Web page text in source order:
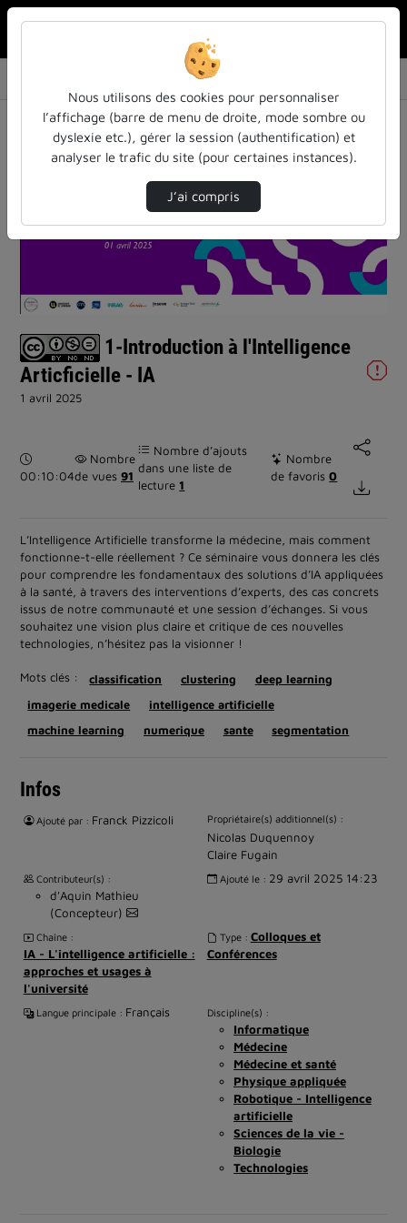
1-Introduction à l'Intelligence Articficiell…
Lire
la
1-Introduction à l'Intelligence
Articficielle - IA
1 avril 2025
Durée :
00:10:04
Nombre
de vues 91
Nombre d’ajouts
dans une liste de
lecture1
Nombre
de favoris0
L’Intelligence Artificielle transforme la médecine, mais comment
fonctionne-t-elle réellement ? Ce séminaire vous donnera les clés
pour comprendre les fondamentaux des solutions d’IA appliquées
à la santé, à travers des interventions d’experts, des cas concrets
issus de notre communauté et une session d’échanges. Si vous
souhaitez une vision plus claire et critique de ces nouvelles
technologies, n’hésitez pas la visionner !
Mots clés : classification clustering
deep learning
imagerie medicale
intelligence artificielle
machine learning
numerique sante segmentation
Infos
Ajouté par : Franck Pizzicoli Propriétaire(s) additionnel(s) :
Nicolas Duquennoy
Claire Fugain
Contributeur(s) :
d'Aquin Mathieu
(Concepteur)
Ajouté le : 29 avril 2025 14:23
Chaîne :
IA - L'intelligence artificielle :
approches et usages à
l'université
Type : Colloques et
Conférences
Langue principale : Français Discipline(s) :
Informatique
Médecine
Médecine et santé
Physique appliquée
Robotique - Intelligence
artificielle
Sciences de la vie -
Biologie
Technologies
Nous utilisons des cookies pour personnaliser
l’affichage (barre de menu de droite, mode sombre ou
dyslexie etc.), gérer la session (authentification) et
analyser le trafic du site (pour certaines instances).
J’ai compris